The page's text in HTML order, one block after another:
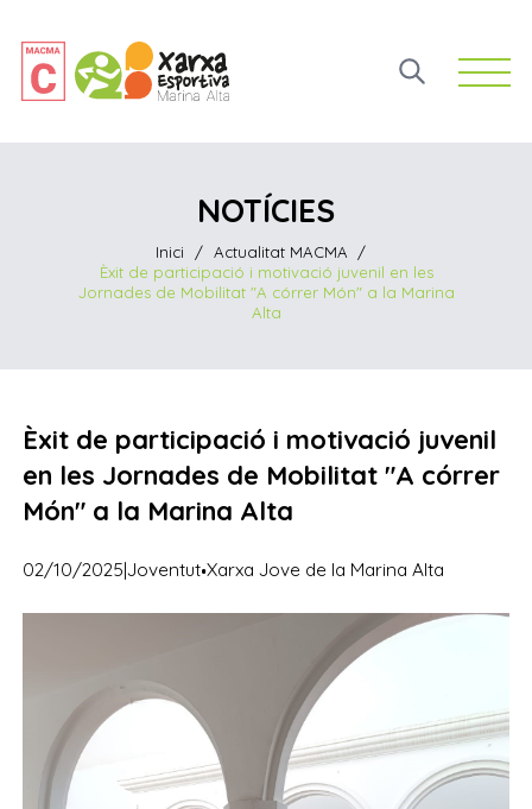
Open
NOTÍCIES
Inici / Actualitat MACMA
/
Èxit de participació i motivació juvenil en les
Jornades de Mobilitat "A córrer Món" a la Marina
Alta
Èxit de participació i motivació juvenil
en les Jornades de Mobilitat "A córrer
Món" a la Marina Alta
02/10/2025|Joventut·Xarxa Jove de la Marina Alta